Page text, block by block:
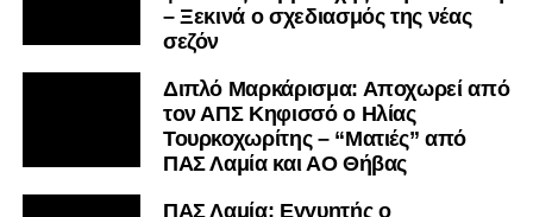
– Ξεκινά ο σχεδιασμός της νέας
σεζόν
Διπλό Μαρκάρισμα: Αποχωρεί από
τον ΑΠΣ Κηφισσό ο Ηλίας
Τουρκοχωρίτης – “Ματιές” από
ΠΑΣ Λαμία και ΑΟ Θήβας
ΠΑΣ Λαμία: Εγγυητής ο